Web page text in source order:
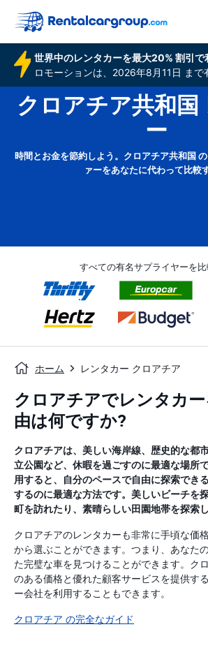
世界中のレンタカーを最大20% 割引で
ロモーションは、2026年8月11日 まで
クロアチア共和国
ー
時間とお金を節約しよう。クロアチア共和国
ァーをあなたに代わって比較
すべての有名サプライヤーを
ホーム レンタカー クロアチア
クロアチアでレンタカ
由は何ですか?
クロアチアは、美しい海岸線、歴史的な都
立公園など、休暇を過ごすのに最適な場所
用すると、自分のペースで自由に探索でき
するのに最適な方法です。美しいビーチを
町を訪れたり、素晴らしい田園地帯を探索
クロアチアのレンタカーも非常に手頃な価
から選ぶことができます。つまり、あなた
た完璧な車を見つけることができます。ク
のある価格と優れた顧客サービスを提供す
ー会社を利用することもできます。
クロアチア の完全なガイド